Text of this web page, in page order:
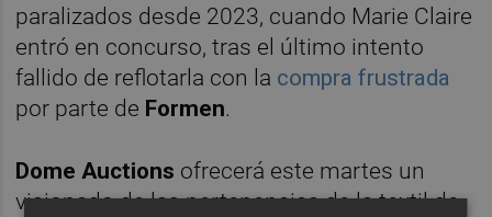
paralizados desde 2023, cuando Marie Claire
entró en concurso, tras el último intento
fallido de reflotarla con la compra frustrada
por parte de Formen.
Dome Auctions ofrecerá este martes un
visionado de las pertenencias de la textil de